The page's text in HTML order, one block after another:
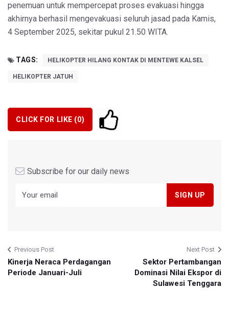
penemuan untuk mempercepat proses evakuasi hingga
akhirnya berhasil mengevakuasi seluruh jasad pada Kamis,
4 September 2025, sekitar pukul 21.50 WITA.
TAGS: HELIKOPTER HILANG KONTAK DI MENTEWE KALSEL
HELIKOPTER JATUH
CLICK FOR LIKE (0)
Subscribe for our daily news
Previous Post
Kinerja Neraca Perdagangan
Periode Januari-Juli
Next Post
Sektor Pertambangan
Dominasi Nilai Ekspor di
Sulawesi Tenggara